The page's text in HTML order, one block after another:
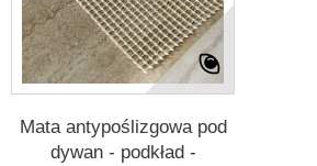
Mata antypoślizgowa pod
dywan - podkład -